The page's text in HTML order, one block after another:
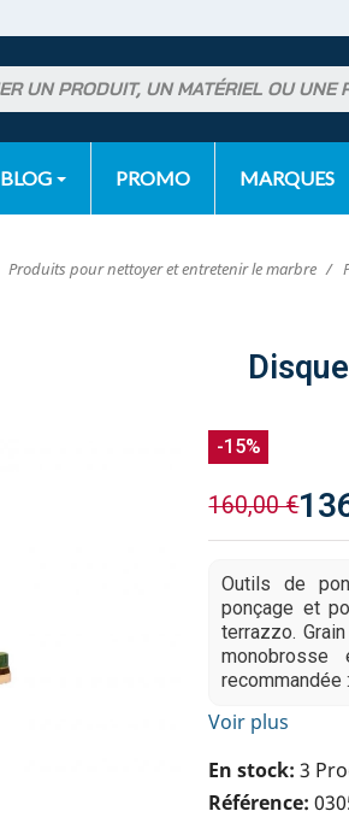
BLOG PROMO MARQUES
Produits pour nettoyer et entretenir le marbre
-15%
160,00 €
Outils de
ponçage et
terrazzo.
recommandée
Voir plus
En stock 3
Référence